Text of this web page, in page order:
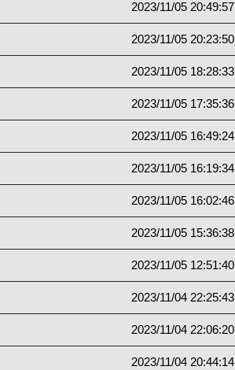
2023/11/05 20:49:57
2023/11/05 20:23:50
2023/11/05 18:28:33
2023/11/05 17:35:36
2023/11/05 16:49:24
2023/11/05 16:19:34
2023/11/05 16:02:46
2023/11/05 15:36:38
2023/11/05 12:51:40
2023/11/04 22:25:43
2023/11/04 22:06:20
2023/11/04 20:44:14